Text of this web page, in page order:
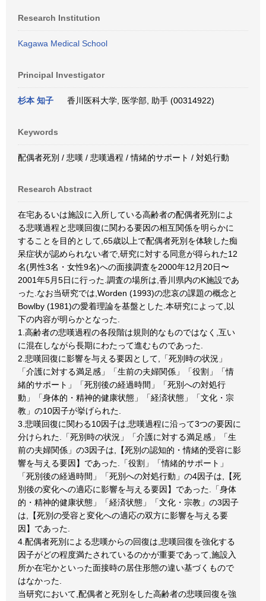
Research Institution
Kagawa Medical School
Principal Investigator
杉本 知子 香川医科大学, 医学部, 助手 (00314922)
Keywords
配偶者死別 / 悲嘆 / 悲嘆過程 / 情緒的サポート / 対処行動
Research Abstract
在宅あるいは施設に入所している高齢者の配偶者死別によ
る悲嘆過程と悲嘆回復に関わる要因の相互関係を明らかに
することを目的として,65歳以上で配偶者死別を体験した痴
呆症状が認められない者で,研究に対する同意が得られた12
名(男性3名・女性9名)への面接調査を2000年12月20日〜
2001年5月5日に行った.調査の場所は,香川県内のK施設であ
った.なお当研究では,Worden (1993)の悲哀の課題の概念と
Bowlby (1981)の愛着理論を基盤とした.本研究によって,以
下の内容が明らかとなった.
1.高齢者の悲嘆過程の各段階は規則的なものではなく,互い
に混在しながら長期にわたって進むものであった.
2.悲嘆回復に影響を与える要因として,「死別時の状況」
「介護に対する満足感」「生前の夫婦関係」「役割」「情
緒的サポート」「死別後の経過時間」「死別への対処行
動」「身体的・精神的健康状態」「経済状態」「文化・宗
教」の10因子が挙げられた.
3.悲嘆回復に関わる10因子は,悲嘆過程に沿って3つの要因に
分けられた.「死別時の状況」「介護に対する満足感」「生
前の夫婦関係」の3因子は,【死別の認知的・情緒的受容に影
響を与える要因】であった.「役割」「情緒的サポート」
「死別後の経過時間」「死別への対処行動」の4因子は,【死
別後の変化への適応に影響を与える要因】であった.「身体
的・精神的健康状態」「経済状態」「文化・宗教」の3因子
は,【死別の受容と変化への適応の双方に影響を与える要
因】であった.
4.配偶者死別による悲嘆からの回復は,悲嘆回復を強化する
因子がどの程度満たされているのかが重要であって,施設入
所か在宅かといった面接時の居住形態の違い基づくもので
はなかった.
当研究において,配偶者と死別をした高齢者の悲嘆回復を強